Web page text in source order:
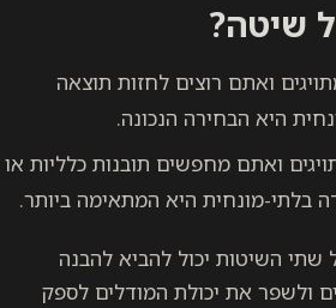
שיטה?
ואתם רוצים לחזות תוצאה
היא הבחירה הנכונה.
ואתם מחפשים תובנות כלליות או
בלתי-מונחית היא המתאימה ביותר.
שתי השיטות יכול להביא להבנה
ולשפר את יכולת המודלים לספק